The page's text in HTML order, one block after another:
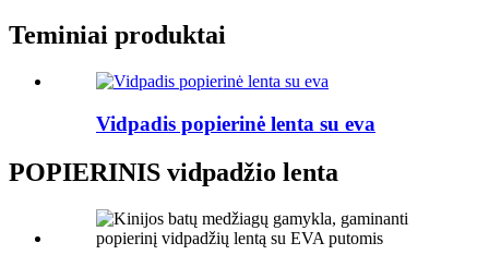
Teminiai produktai
Vidpadis popierinė lenta su eva
POPIERINIS vidpadžio lenta